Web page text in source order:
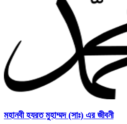
মহানবী হযরত মুহাম্মদ (সাঃ) এর জীবনী